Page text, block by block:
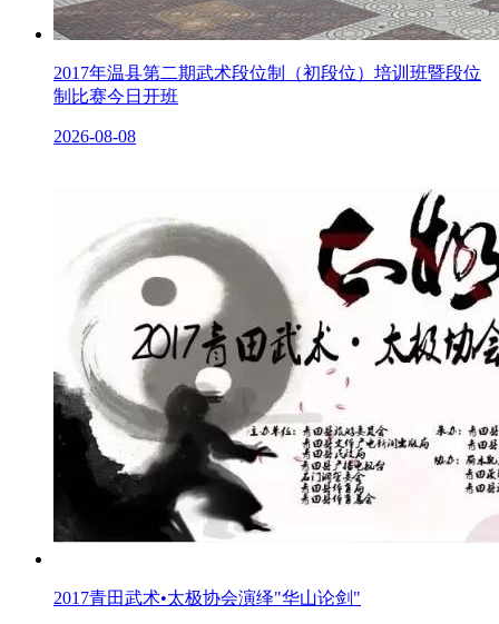
2017年温县第二期武术段位制（初段位）培训班暨段位
制比赛今日开班
2026-08-08
2017青田武术•太极协会演绎"华山论剑"